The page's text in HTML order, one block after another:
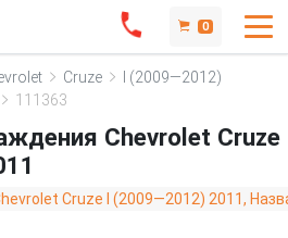
0
Cruze
I (2009—2012)
111363
Chevrolet Cruze